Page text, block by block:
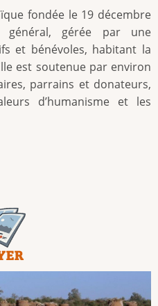
fondée le 19 décembre
général, gérée par une
et bénévoles, habitant la
est soutenue par environ
parrains et donateurs,
d’humanisme et les